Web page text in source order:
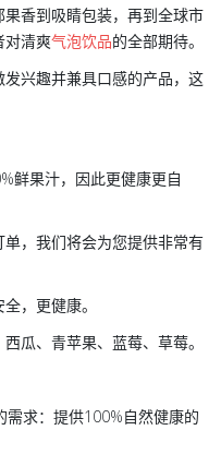
香到吸睛包装，再到全球市
对清爽气泡饮品的全部期待。
兴趣并兼具口感的产品，这
鲜果汁，因此更健康更自
，我们将会为您提供非常有
，更健康。
瓜、青苹果、蓝莓、草莓。
求：提供100%自然健康的